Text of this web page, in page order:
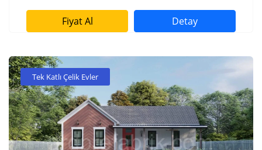
Fiyat Al Detay
Tek Katlı Çelik Evler